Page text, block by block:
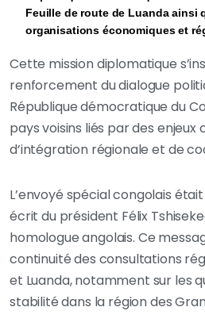
Feuille de route de Luanda ainsi
organisations économiques et
Cette mission diplomatique
renforcement du dialogue
République démocratique du
pays voisins liés par des
d’intégration régionale et de
L’envoyé spécial congolais
écrit du président Félix
homologue angolais. Ce
continuité des consultations
et Luanda, notamment sur les
stabilité dans la région des